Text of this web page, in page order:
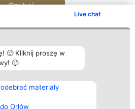
Live chat
🙂 Kliknij proszę w
🙂
materiały
Orłów
Szukaj
Plebiscyt
Laureaci
wszystkich
Kontakt
Kontakt